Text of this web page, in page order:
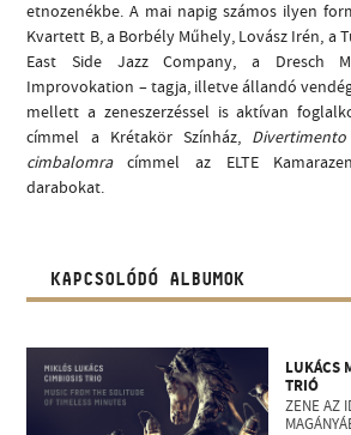
etnozenékbe. A mai napig számos ilyen
Kvartett B, a Borbély Műhely, Lovász Irén, a
East Side Jazz Company, a Dresch
Improvokation – tagja, illetve állandó
mellett a zeneszerzéssel is aktívan
címmel a Krétakör Színház,
cimbalomracímmel az ELTE
darabokat.
KAPCSOLÓDÓ ALBUMOK
LUKÁCS
TRIÓ
ZENE AZ